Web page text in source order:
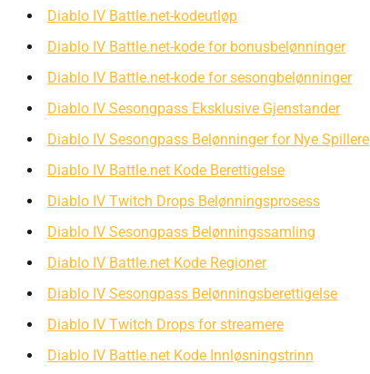
Diablo IV Battle.net-kodeutløp
Diablo IV Battle.net-kode for bonusbelønninger
Diablo IV Battle.net-kode for sesongbelønninger
Diablo IV Sesongpass Eksklusive Gjenstander
Diablo IV Sesongpass Belønninger for Nye Spillere
Diablo IV Battle.net Kode Berettigelse
Diablo IV Twitch Drops Belønningsprosess
Diablo IV Sesongpass Belønningssamling
Diablo IV Battle.net Kode Regioner
Diablo IV Sesongpass Belønningsberettigelse
Diablo IV Twitch Drops for streamere
Diablo IV Battle.net Kode Innløsningstrinn